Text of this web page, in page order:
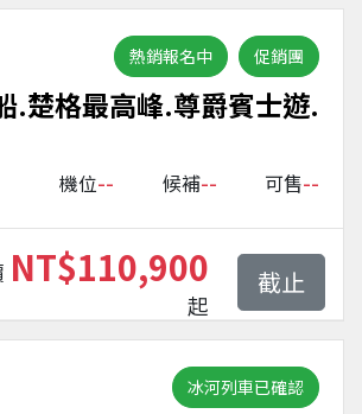
熱銷報名中 促銷團
.楚格最高峰.尊爵賓士遊.
機位-- 候補-- 可售--
NT$110,900
起
截止
冰河列車已確認